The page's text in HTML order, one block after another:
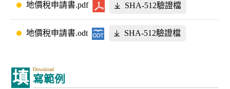
地價稅申請書.pdf SHA-512驗證檔
地價稅申請書.odt SHA-512驗證檔
填 Download
寫範例